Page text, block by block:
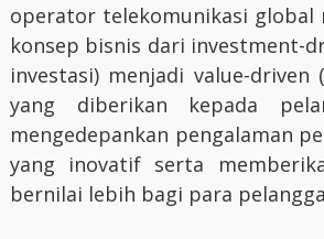
operator telekomunikasi global
konsep bisnis dari investment-
investasi) menjadi value-driven
yang diberikan kepada
mengedepankan pengalaman
yang inovatif serta
bernilai lebih bagi para